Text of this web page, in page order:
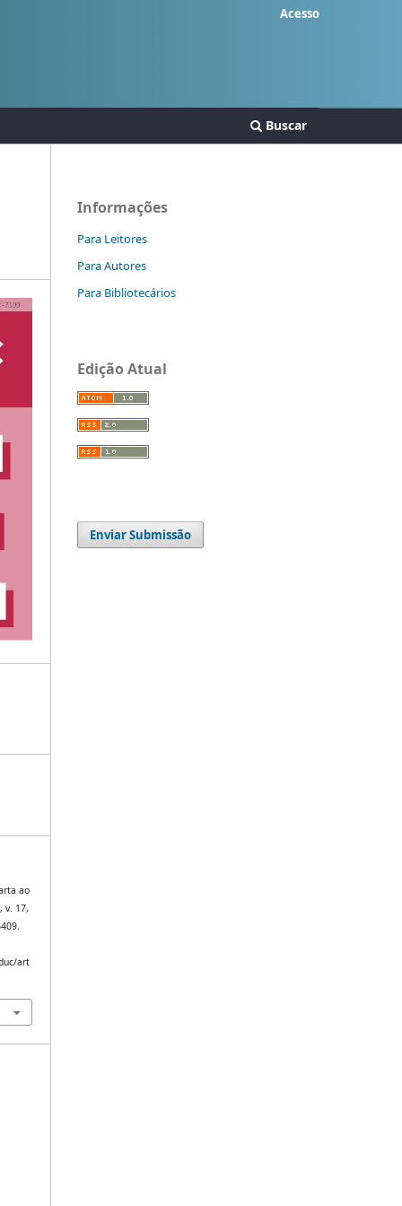
Buscar
Acesso
ao
, v. 17,
art
Informações
Para Leitores
Para Autores
Para Bibliotecários
Edição Atual
Enviar Submissão